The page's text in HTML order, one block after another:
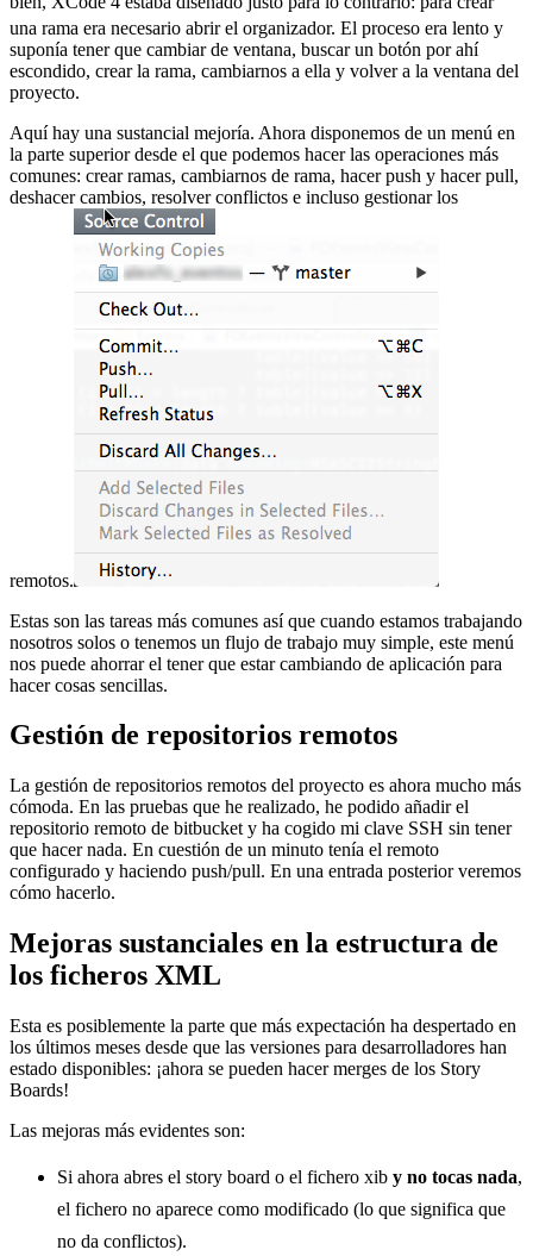
una rama era necesario abrir el organizador. El proceso era lento y
suponía tener que cambiar de ventana, buscar un botón por ahí
escondido, crear la rama, cambiarnos a ella y volver a la ventana del
proyecto.
Aquí hay una sustancial mejoría. Ahora disponemos de un menú en
la parte superior desde el que podemos hacer las operaciones más
comunes: crear ramas, cambiarnos de rama, hacer push y hacer pull,
deshacer cambios, resolver conflictos e incluso gestionar los
remotos.
Estas son las tareas más comunes así que cuando estamos trabajando
nosotros solos o tenemos un flujo de trabajo muy simple, este menú
nos puede ahorrar el tener que estar cambiando de aplicación para
hacer cosas sencillas.
Gestión de repositorios remotos
La gestión de repositorios remotos del proyecto es ahora mucho más
cómoda. En las pruebas que he realizado, he podido añadir el
repositorio remoto de bitbucket y ha cogido mi clave SSH sin tener
que hacer nada. En cuestión de un minuto tenía el remoto
configurado y haciendo push/pull. En una entrada posterior veremos
cómo hacerlo.
Mejoras sustanciales en la estructura de
los ficheros XML
Esta es posiblemente la parte que más expectación ha despertado en
los últimos meses desde que las versiones para desarrolladores han
estado disponibles: ¡ahora se pueden hacer merges de los Story
Boards!
Las mejoras más evidentes son:
Si ahora abres el story board o el fichero xib y no tocas nada,
el fichero no aparece como modificado (lo que significa que
no da conflictos).